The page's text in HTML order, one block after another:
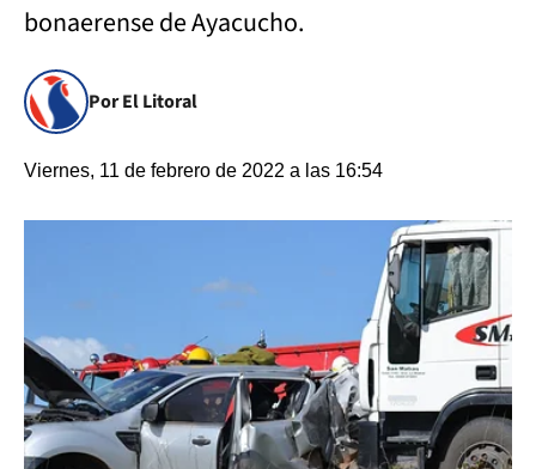
bonaerense de Ayacucho.
Por El Litoral
Viernes, 11 de febrero de 2022 a las 16:54